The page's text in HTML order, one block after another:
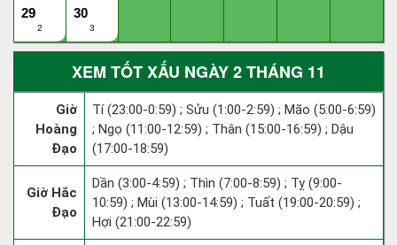
29
2
30
3
XEM TỐT XẤU NGÀY 2 THÁNG 11
Giờ
Hoàng
Đạo
Tí (23:00-0:59) ; Sửu (1:00-2:59) ; Mão (5:00-6:59)
; Ngọ (11:00-12:59) ; Thân (15:00-16:59) ; Dậu
(17:00-18:59)
Giờ Hắc
Đạo
Dần (3:00-4:59) ; Thìn (7:00-8:59) ; Tỵ (9:00-
10:59) ; Mùi (13:00-14:59) ; Tuất (19:00-20:59) ;
Hợi (21:00-22:59)